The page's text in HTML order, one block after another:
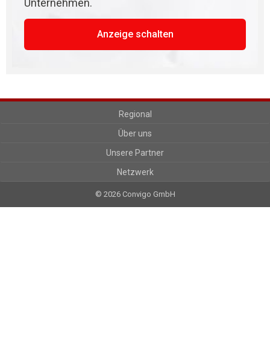
Unternehmen.
Anzeige schalten
Regional
Über uns
Unsere Partner
Netzwerk
© 2026 Convigo GmbH